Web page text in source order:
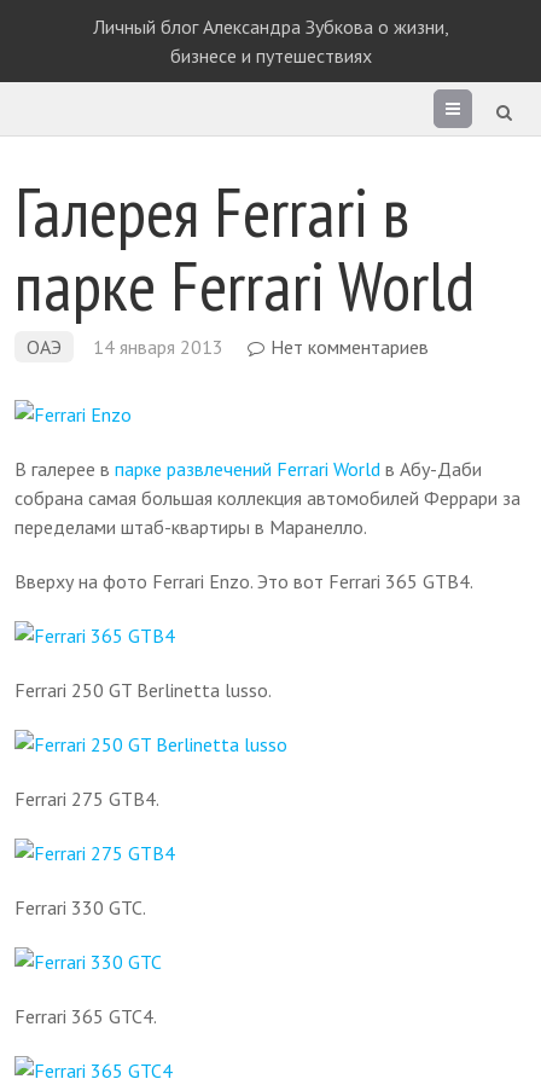
Личный блог Александра Зубкова о жизни,
бизнесе и путешествиях
Галерея Ferrari в
парке Ferrari World
ОАЭ 14 января 2013 Нет комментариев
В галерее впарке развлечений Ferrari World в Абу-Даби
собрана самая большая коллекция автомобилей Феррари за
переделами штаб-квартиры в Маранелло.
Вверху на фото Ferrari Enzo. Это вот Ferrari 365 GTB4.
Ferrari 250 GT Berlinetta lusso.
Ferrari 275 GTB4.
Ferrari 330 GTC.
Ferrari 365 GTC4.